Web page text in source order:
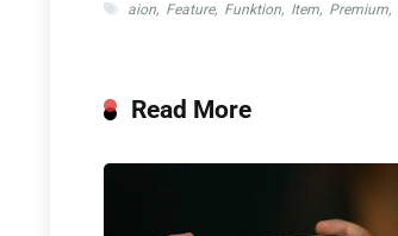
aion, Feature, Funktion, Item, Premium,
Read More